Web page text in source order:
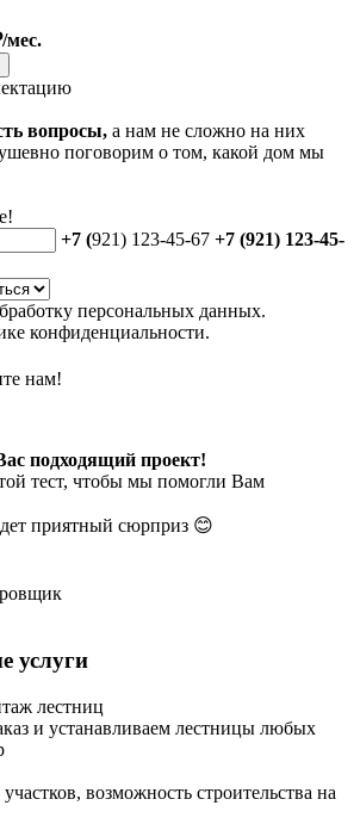
мес.
вопросы, а нам не сложно на них
поговорим о том, какой дом мы
+7 (921) 123-45-67 +7 (921) 123-45-
персональных данных.
конфиденциальности.
нам!
подходящий проект!
тест, чтобы мы помогли Вам
приятный сюрприз 😊
услуги
лестниц
и устанавливаем лестницы любых
возможность строительства на